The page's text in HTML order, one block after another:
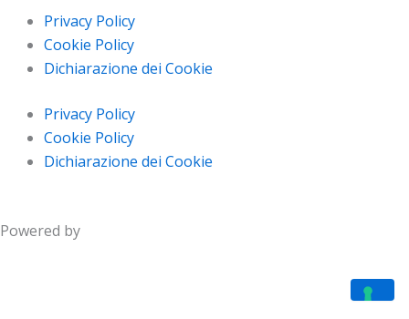
Privacy Policy
Cookie Policy
Dichiarazione dei Cookie
Privacy Policy
Cookie Policy
Dichiarazione dei Cookie
Powered by